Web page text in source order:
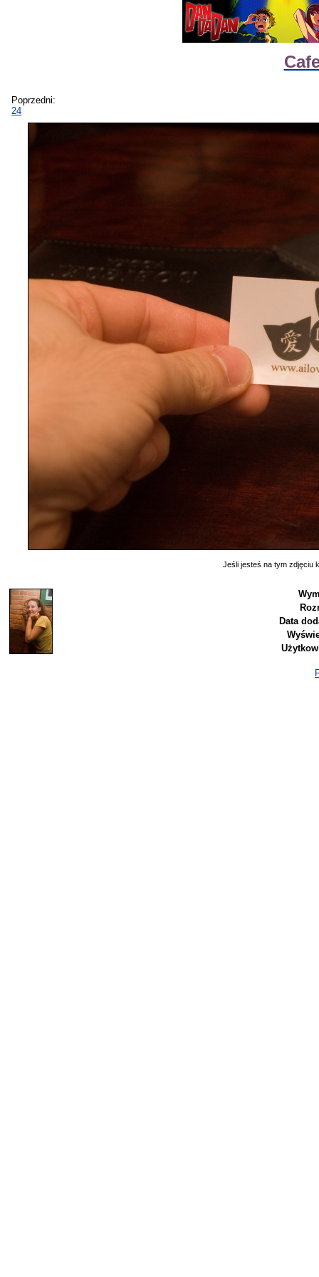
Poprzedni:
24
Jeśli jesteś na tym zdjęciu
Data